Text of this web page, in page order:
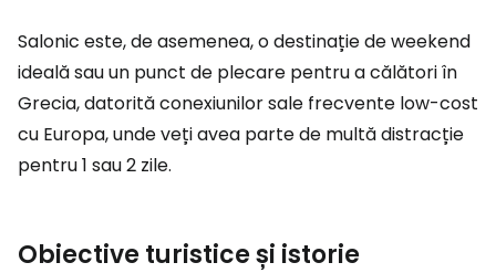
Salonic este, de asemenea, o destinație de weekend
ideală sau un punct de plecare pentru a călători în
Grecia, datorită conexiunilor sale frecvente low-cost
cu Europa, unde veți avea parte de multă distracție
pentru 1 sau 2 zile.
Obiective turistice și istorie